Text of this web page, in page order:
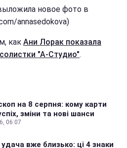
новое фото в
annasedokova)
как Ани Лорак показала
"А-Студио".
на 8 серпня: кому карти
зміни та нові шанси
06:07
вже близько: ці 4 знаки